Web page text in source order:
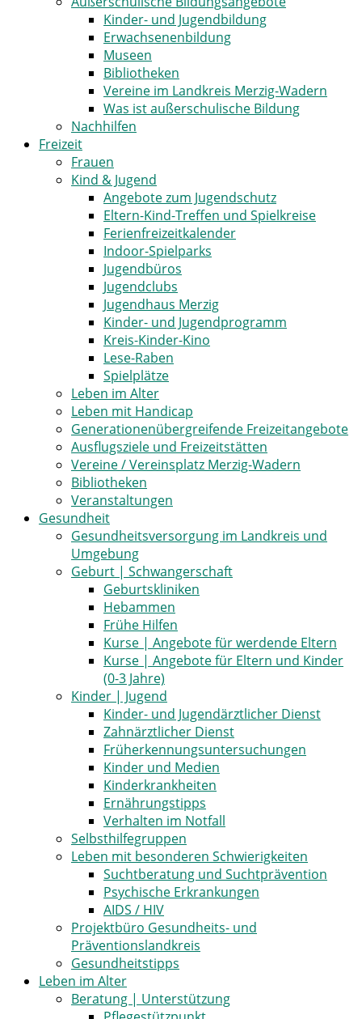
Kinder- und Jugendbildung
Erwachsenenbildung
Museen
Bibliotheken
Vereine im Landkreis Merzig-Wadern
Was ist außerschulische Bildung
Nachhilfen
Freizeit
Frauen
Kind & Jugend
Angebote zum Jugendschutz
Eltern-Kind-Treffen und Spielkreise
Ferienfreizeitkalender
Indoor-Spielparks
Jugendbüros
Jugendclubs
Jugendhaus Merzig
Kinder- und Jugendprogramm
Kreis-Kinder-Kino
Lese-Raben
Spielplätze
Leben im Alter
Leben mit Handicap
Generationenübergreifende Freizeitangebote
Ausflugsziele und Freizeitstätten
Vereine / Vereinsplatz Merzig-Wadern
Bibliotheken
Veranstaltungen
Gesundheit
Gesundheitsversorgung im Landkreis und
Umgebung
Geburt | Schwangerschaft
Geburtskliniken
Hebammen
Frühe Hilfen
Kurse | Angebote für werdende Eltern
Kurse | Angebote für Eltern und Kinder
(0-3 Jahre)
Kinder | Jugend
Kinder- und Jugendärztlicher Dienst
Zahnärztlicher Dienst
Früherkennungsuntersuchungen
Kinder und Medien
Kinderkrankheiten
Ernährungstipps
Verhalten im Notfall
Selbsthilfegruppen
Leben mit besonderen Schwierigkeiten
Suchtberatung und Suchtprävention
Psychische Erkrankungen
AIDS / HIV
Projektbüro Gesundheits- und
Präventionslandkreis
Gesundheitstipps
Leben im Alter
Beratung | Unterstützung